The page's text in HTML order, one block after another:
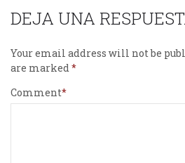
DEJA UNA
Your email address will not be
are marked
Comment